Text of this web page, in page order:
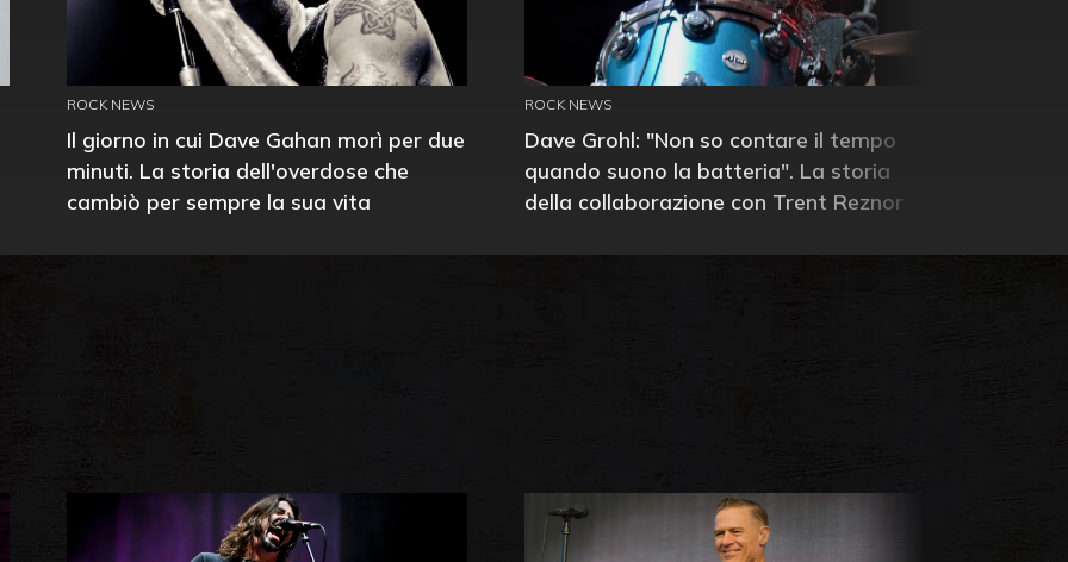
ROCK NEWS
Il giorno in cui Dave Gahan morì per due
minuti. La storia dell'overdose che
cambiò per sempre la sua vita
ROCK NEWS
Dave Grohl: "Non so contare il tempo
quando suono la batteria". La storia
della collaborazione con Trent Reznor